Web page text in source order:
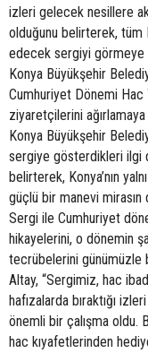
izleri gelecek nesillere
olduğunu belirterek, tüm
edecek sergiyi
Konya Büyükşehir
Cumhuriyet Dönemi Hac
ziyaretçilerini
Konya Büyükşehir
sergiye gösterdikleri ilgi
belirterek, Konya’nın
güçlü bir manevi mirasın
Sergi ile Cumhuriyet
hikayelerini, o dönemin
tecrübelerini günümüzle
Altay, “Sergimiz, hac
hafızalarda bıraktığı
önemli bir çalışma oldu.
hac kıyafetlerinden